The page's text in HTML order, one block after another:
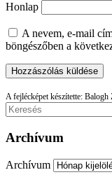
Honlap
A nevem, e-mail
böngészőben a
A fejlécképet készítette: Balogh
Archívum
Archívum